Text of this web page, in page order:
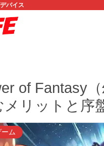
バイス
of Fantasy
メリットと序
ム